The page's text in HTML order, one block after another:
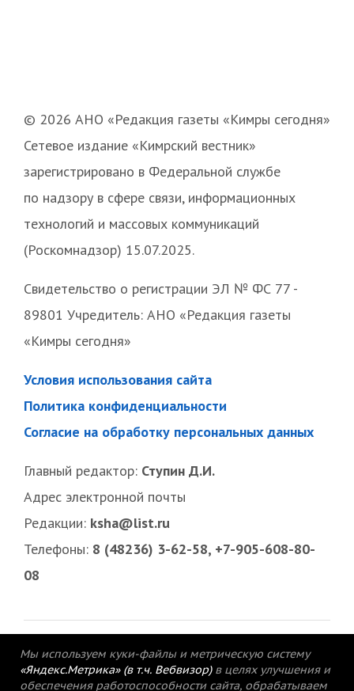
© 2026 АНО «Редакция газеты «Кимры сегодня»
Сетевое издание «Кимрский вестник»
зарегистрировано в Федеральной службе
по надзору в сфере связи, информационных
технологий и массовых коммуникаций
(Роскомнадзор) 15.07.2025.
Свидетельство о регистрации ЭЛ № ФС 77 -
89801 Учредитель: АНО «Редакция газеты
«Кимры сегодня»
Условия использования сайта
Политика конфиденциальности
Согласие на обработку персональных данных
Главный редактор: Ступин Д.И.
Адрес электронной почты
Редакции: ksha@list.ru
Телефоны: 8 (48236) 3-62-58, +7-905-608-80-
08
Мы используем куки-файлы и метрическую систему
«Яндекс.Метрика» (в т.ч. Вебвизор) в целях улучшения и
обеспечения работоспособности сайта, обрабатываем